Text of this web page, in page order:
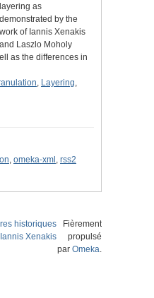
layering as
demonstrated by the
work of Iannis Xenakis
and Laszlo Moholy
as the differences in
, Layering,
, omeka-xml , rss2
historiques
Xenakis
Fièrement
propulsé
par Omeka.